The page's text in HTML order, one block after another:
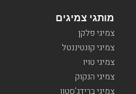
מותגי צמיגים
צמיגי פלקן
צמיגי קונטיננטל
צמיגי טויו
צמיגי הנקוק
צמיגי ברידג’סטון